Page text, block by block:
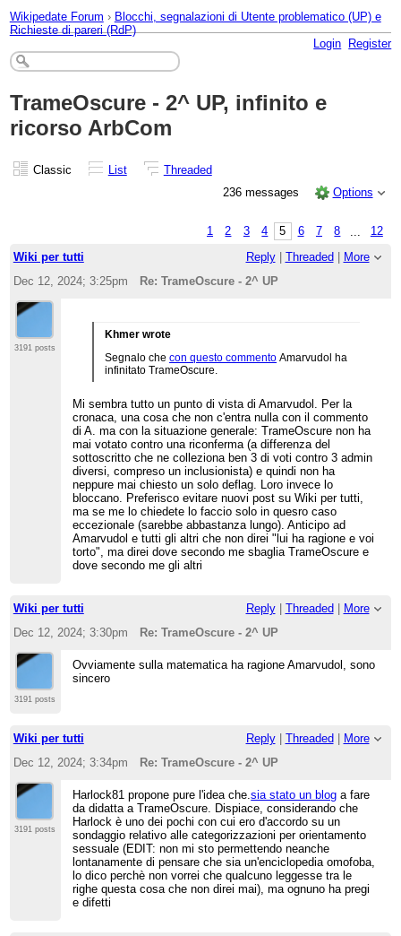
Wikipedate Forum › Blocchi, segnalazioni di Utente problematico (UP) e
Richieste di pareri (RdP)
Login
Register
TrameOscure - 2^ UP, infinito e
ricorso ArbCom
Classic List
Threaded
236 messages
Options
1 2 3 4 5 6 7 8
12
Wiki per tutti
Reply| Threaded
More
Dec 12, 2024; 3:25pm
Re: TrameOscure - 2^ UP
3191 posts
Khmer wrote
Segnalo checon questo commento Amarvudol ha
infinitato TrameOscure.
Mi sembra tutto un punto di vista di Amarvudol. Per la
cronaca, una cosa che non c'entra nulla con il commento
di A. ma con la situazione generale: TrameOscure non ha
mai votato contro una riconferma (a differenza del
sottoscritto che ne colleziona ben 3 di voti contro 3 admin
diversi, compreso un inclusionista) e quindi non ha
neppure mai chiesto un solo deflag. Loro invece lo
bloccano. Preferisco evitare nuovi post su Wiki per tutti,
ma se me lo chiedete lo faccio solo in quesro caso
eccezionale (sarebbe abbastanza lungo). Anticipo ad
Amarvudol e tutti gli altri che non direi "lui ha ragione e voi
torto", ma direi dove secondo me sbaglia TrameOscure e
dove secondo me gli altri
Wiki per tutti Reply| Threaded
More
Dec 12, 2024; 3:30pm
Re: TrameOscure - 2^ UP
3191 posts
Ovviamente sulla matematica ha ragione Amarvudol, sono
sincero
Wiki per tutti Reply| Threaded
More
Dec 12, 2024; 3:34pm
Re: TrameOscure - 2^ UP
3191 posts
Harlock81 propone pure l'idea che.sia stato un blog a fare
da didatta a TrameOscure. Dispiace, considerando che
Harlock è uno dei pochi con cui ero d'accordo su un
sondaggio relativo alle categorizzazioni per orientamento
sessuale (EDIT: non mi sto permettendo neanche
lontanamente di pensare che sia un'enciclopedia omofoba,
lo dico perchè non vorrei che qualcuno leggesse tra le
righe questa cosa che non direi mai), ma ognuno ha pregi
e difetti